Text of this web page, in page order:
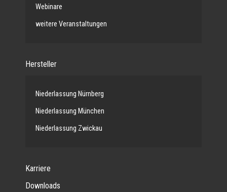
Webinare
weitere Veranstaltungen
Hersteller
Niederlassung Nürnberg
Niederlassung München
Niederlassung Zwickau
Karriere
Downloads